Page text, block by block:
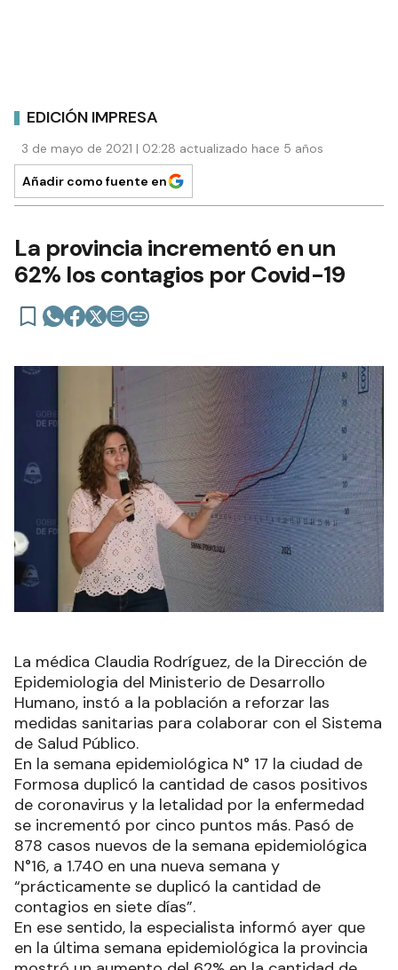
EDICIÓN IMPRESA
3 de mayo de 2021 | 02:28 actualizado hace 5 años
Añadir como fuente en
La provincia incrementó en un
62% los contagios por Covid-19
La médica Claudia Rodríguez, de la Dirección de
Epidemiologia del Ministerio de Desarrollo
Humano, instó a la población a reforzar las
medidas sanitarias para colaborar con el Sistema
de Salud Público.
En la semana epidemiológica N° 17 la ciudad de
Formosa duplicó la cantidad de casos positivos
de coronavirus y la letalidad por la enfermedad
se incrementó por cinco puntos más. Pasó de
878 casos nuevos de la semana epidemiológica
N°16, a 1.740 en una nueva semana y
“prácticamente se duplicó la cantidad de
contagios en siete días”.
En ese sentido, la especialista informó ayer que
en la última semana epidemiológica la provincia